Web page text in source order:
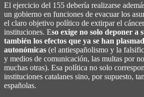
El ejercicio del 155 debería realizarse
un gobierno en funciones de evacuar los
el claro objetivo político de extirpar el
instituciones. Eso exige no solo deponer a
también los efectos que ya se han
autonómicas (el antiespañolismo y la
y medios de comunicación, las multas por
muchas otras). Esa política no solo
instituciones catalanes sino, por supuesto,
españolas.